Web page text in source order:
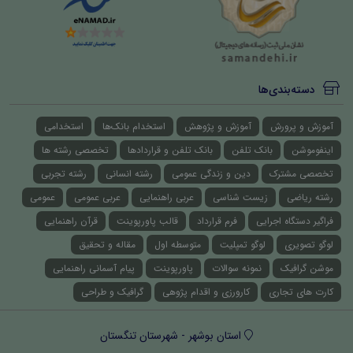
دسته‌بندی‌ها
آموزش و پرورش آموزش و پژوهش استخدام بانک‌ها
استخدامی
اینفوموشن
بانک تلفن بانک تلفن و قراردادها
تخصصی رشته ها
تخصصی مشترک
دین و زندگی عمومی رشته انسانی
رشته تجربی
رشته ریاضی
زیست شناسی عربی راهنمایی عربی عمومی
عمومی
فراگیر دستگاه اجرایی
فرم قرارداد قالب پاورپوینت
قرآن راهنمایی
لوگو تصویری
لوگو تمپلیت متوسطه اول
مقاله و تحقیق
موشن گرافیک
نمونه سوالات پاورپوینت
پیام آسمانی راهنمایی
کارت های تجاری
کارورزی و اقدام پژوهی گرافیک و طراحی
استان بوشهر - شهرستان تنگستان